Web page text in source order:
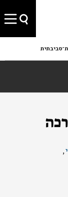
– הערכה
,